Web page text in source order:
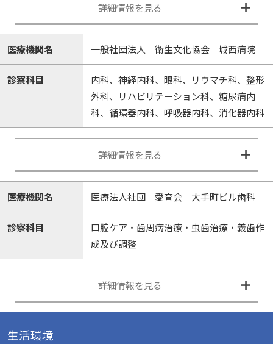
詳細情報を見る
医療機関名 一般社団法人 衛生文化協会 城西病院
診察科目
内科、神経内科、眼科、リウマチ科、整形
外科、リハビリテーション科、糖尿病内
科、循環器内科、呼吸器内科、消化器内科
詳細情報を見る
医療機関名 医療法人社団 愛育会 大手町ビル歯科
診察科目
口腔ケア・歯周病治療・虫歯治療・義歯作
成及び調整
詳細情報を見る
生活環境